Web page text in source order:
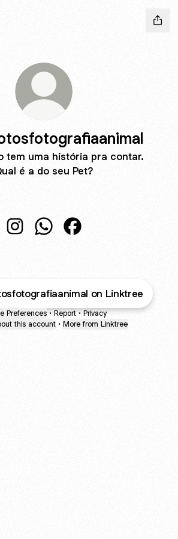
tem uma história pra contar.
é a do seu Pet?
on Linktree
Preferences • Report • Privacy
this account • More from Linktree